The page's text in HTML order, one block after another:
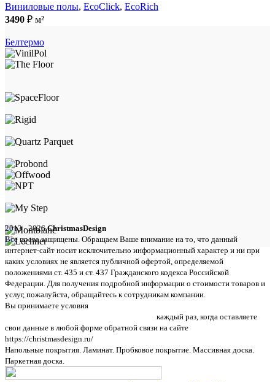
Виниловые полы, EcoClick, EcoRich
3490 ₽ м²
Белтермо
2013 - 2026ChristmasDesign
Все права защищены. Обращаем Ваше внимание на то, что данный
интернет-сайт носит исключительно информационный характер и ни при
каких условиях не является публичной офертой, определяемой
положениями ст. 435 и ст. 437 Гражданского кодекса Российской
Федерации. Для получения подробной информации о стоимости товаров и
услуг, пожалуйста, обращайтесь к сотрудникам компании.
Вы принимаете условия
каждый раз, когда оставляете
свои данные в любой форме обратной связи на сайте
https://christmasdesign.ru/
Напольные покрытия. Ламинат. Пробковое покрытие. Массивная доска.
Паркетная доска.